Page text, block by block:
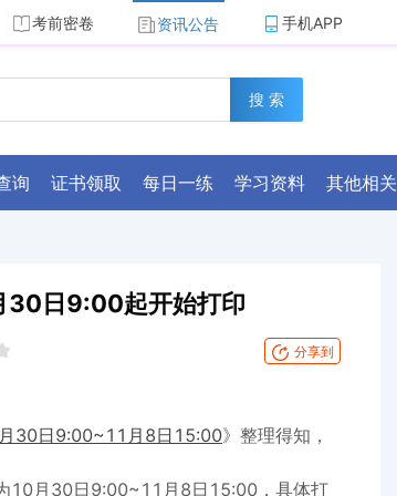
考前密卷 资讯公告 手机APP
搜 索
询 证书领取 每日一练 学习资料 其他相关
30日9:00起开始打印
分享到
30日9:00~11月8日15:00》整理得知，
10月30日9:00~11月8日15:00，具体打